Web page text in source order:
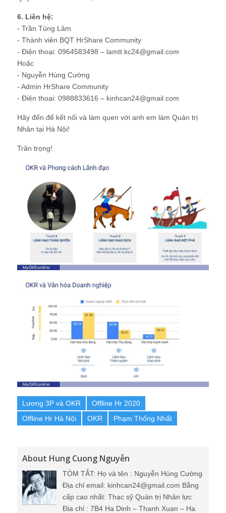
6. Liên hệ:
- Trần Tùng Lâm
- Thành viên BQT HrShare Community
- Điện thoại: 0964583498 – lamtt.kc24@gmail.com
Hoặc
- Nguyễn Hùng Cường
- Admin HrShare Community
- Điện thoại: 0988833616 – kinhcan24@gmail.com
Hãy đến để kết nối và làm quen với anh em làm Quản trị
Nhân tại Hà Nội!
Trân trọng!
Lương 3P và OKR
Offline Hr 2020
Offline Hr Hà Nội
OKR Phạm Thống Nhất
About Hung Cuong Nguyễn
TÓM TẮT: Họ và tên : Nguyễn Hùng Cường
Địa chỉ email: kinhcan24@gmail.com Bằng
cấp cao nhất: Thạc sỹ Quản trị Nhân lực
Địa chỉ : 7B4 Ha Dinh – Thanh Xuan – Ha